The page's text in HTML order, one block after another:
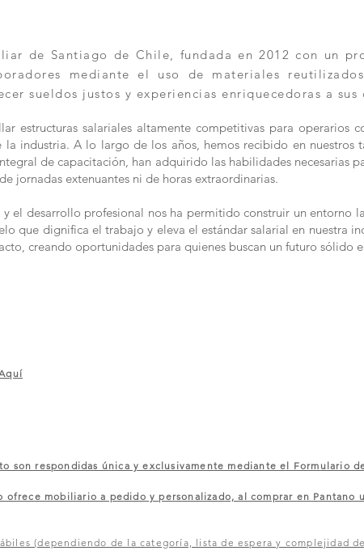
de Santiago de Chile, fundada en 2012 con un
mediante el uso de materiales
sueldos justos y experiencias enriquecedoras a
estructuras salariales altamente competitivas para operarios
industria. A lo largo de los años, hemos recibido en nuestros
de capacitación, han adquirido las habilidades necesarias
jornadas extenuantes ni de horas extraordinarias.
el desarrollo profesional nos ha permitido construir un entorno
que dignifica el trabajo y eleva el estándar salarial en nuestra
creando oportunidades para quienes buscan un futuro sólido
son respondidas única y exclusivamente mediante el Formulario
ofrece mobiliario a pedido y personalizado, al comprar en Pantano
(dependiendo de la categoría, lista de espera y complejidad